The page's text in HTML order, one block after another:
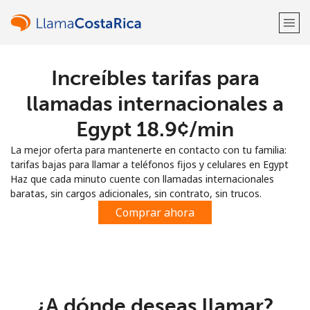
¡Bienvenido!
Regístrate con
Increíbles tarifas para
llamadas internacionales a
Egypt ⁦18.9¢⁩/min
La mejor oferta para mantenerte en contacto con tu familia:
tarifas bajas para llamar a teléfonos fijos y celulares en Egypt
Haz que cada minuto cuente con llamadas internacionales
baratas, sin cargos adicionales, sin contrato, sin trucos.
Comprar ahora